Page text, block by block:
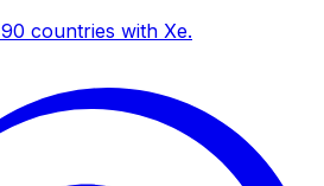
countries with Xe.